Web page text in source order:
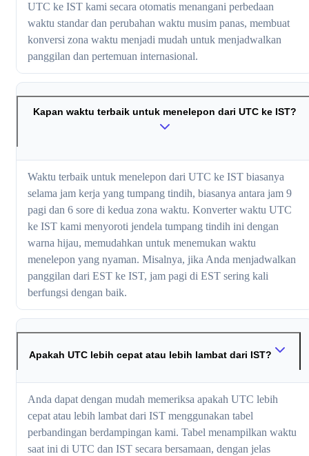
UTC ke IST kami secara otomatis menangani perbedaan
waktu standar dan perubahan waktu musim panas, membuat
konversi zona waktu menjadi mudah untuk menjadwalkan
panggilan dan pertemuan internasional.
Kapan waktu terbaik untuk menelepon dari UTC ke IST?
Waktu terbaik untuk menelepon dari UTC ke IST biasanya
selama jam kerja yang tumpang tindih, biasanya antara jam 9
pagi dan 6 sore di kedua zona waktu. Konverter waktu UTC
ke IST kami menyoroti jendela tumpang tindih ini dengan
warna hijau, memudahkan untuk menemukan waktu
menelepon yang nyaman. Misalnya, jika Anda menjadwalkan
panggilan dari EST ke IST, jam pagi di EST sering kali
berfungsi dengan baik.
Apakah UTC lebih cepat atau lebih lambat dari IST?
Anda dapat dengan mudah memeriksa apakah UTC lebih
cepat atau lebih lambat dari IST menggunakan tabel
perbandingan berdampingan kami. Tabel menampilkan waktu
saat ini di UTC dan IST secara bersamaan, dengan jelas